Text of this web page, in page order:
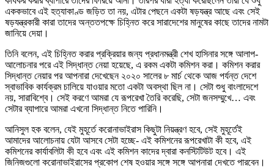
এককভাবে এই হত্যাকাণ্ড জড়িত তা নয়, এটার পেছনে একটা ষড়যন্ত্র আছে এবং সেই
ষড়যন্ত্রকারী কারা তাদের অন্ততপক্ষে চিহ্নিত করে সারাদেশের মানুষের কাছে তাদের নামটা
জানিয়ে দেয়া।
তিনি বলেন, এই চিহ্নিত করার প্রক্রিয়ার জন্য প্রধানমন্ত্রী শেখ হাসিনার সঙ্গে আলাপ-
আলোচনার পরে এই সিদ্ধান্ত নেয়া হয়েছে, এ রকম একটা কমিশন করা। কমিশন করার
সিদ্ধান্ত নেয়ার পর আপনারা দেখেছেন ২০২০ সালের ৮ মার্চ থেকে আজ পর্যন্ত দেশে
স্বাভাবিক কার্যক্রম চালিয়ে যাওয়ার মতো একটা অবস্থা ছিল না। সেটা শুধু বাংলাদেশে
নয়, সারাবিশ্বে। সেই করণে আমরা যে রূপরেখা তৈরি করেছি, সেটা জনসম্মুখে… এবং
সেটার ব্যাপারে আমরা এখনো সিদ্ধান্ত নিতে পারিনি।
আনিসুল হক বলেন, যেই মুহূর্তে করোনাভাইরাস কিছুটা নিয়ন্ত্রণ হবে, সেই মুহূর্তেই
আমাদের আলোচনায় যেটা আসবে সেটা হচ্ছে- এই কমিশনের রূপরেখাটা কী হবে, এই
কমিশনের কার্যাবলিটা কী হবে এবং এই কমিশন কাদের দ্বারা কনস্টিটিউট হবে। এই
জিনিজগুলো করোনাভাইরাসের প্রকোপ শেষ হওয়ার সঙ্গে সঙ্গে আপনারা দেখতে পারবেন।